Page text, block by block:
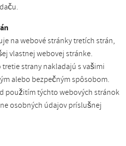
na webové stránky tretích strán,
vlastnej webovej stránke.
strany nakladajú s vašimi
alebo bezpečným spôsobom.
použitím týchto webových stránok
osobných údajov príslušnej